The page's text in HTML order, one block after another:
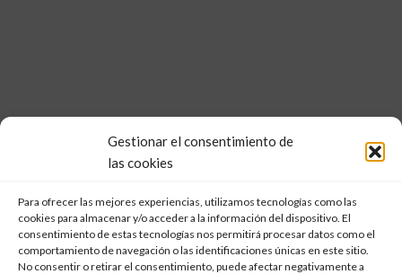
Gestionar el consentimiento de
las cookies
Para ofrecer las mejores experiencias, utilizamos tecnologías como las
cookies para almacenar y/o acceder a la información del dispositivo. El
consentimiento de estas tecnologías nos permitirá procesar datos como el
comportamiento de navegación o las identificaciones únicas en este sitio.
No consentir o retirar el consentimiento, puede afectar negativamente a